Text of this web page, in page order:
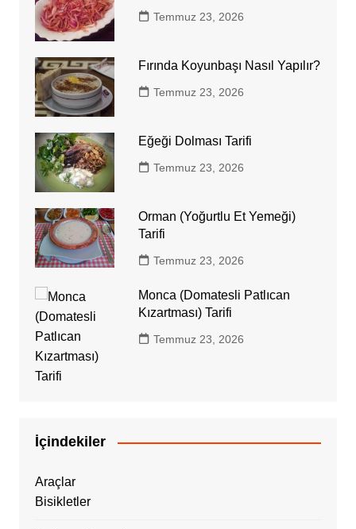
Temmuz 23, 2026
Fırında Koyunbaşı Nasıl Yapılır?
Temmuz 23, 2026
Eğeği Dolması Tarifi
Temmuz 23, 2026
Orman (Yoğurtlu Et Yemeği)
Tarifi
Temmuz 23, 2026
Monca (Domatesli Patlıcan
Kızartması) Tarifi
Temmuz 23, 2026
İçindekiler
Araçlar
Bisikletler